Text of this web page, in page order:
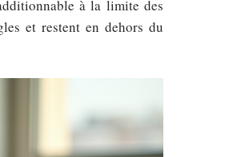
à la limite des
et restent en dehors du